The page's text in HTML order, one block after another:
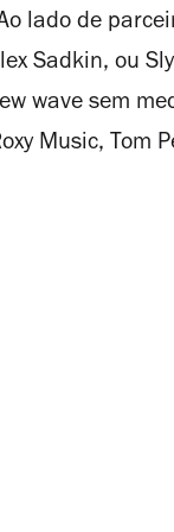
lado de
Sadkin, ou
wave sem
Music, Tom